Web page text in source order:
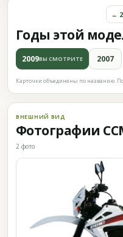
Годы этой
←
2009ВЫ СМОТРИТЕ 2007
Карточки объединены по названию.
ВНЕШНИЙ ВИД
Фотографии
2 фото